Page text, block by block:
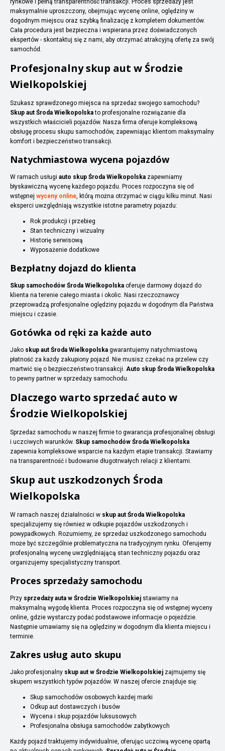
rynkowe i pełną transparentność transakcji. Proces sprzedaży jest
maksymalnie uproszczony, obejmując wycenę online, oględziny w
dogodnym miejscu oraz szybką finalizację z kompletem dokumentów.
Cała procedura jest bezpieczna i wspierana przez doświadczonych
ekspertów - skontaktuj się z nami, aby otrzymać atrakcyjną ofertę za swój
samochód.
Profesjonalny skup aut w Środzie
Wielkopolskiej
Szukasz sprawdzonego miejsca na sprzedaż swojego samochodu?
Skup aut Środa Wielkopolskato profesjonalne rozwiązanie dla
wszystkich właścicieli pojazdów. Nasza firma oferuje kompleksową
obsługę procesu skupu samochodów, zapewniając klientom maksymalny
komfort i bezpieczeństwo transakcji.
Natychmiastowa wycena pojazdów
W ramach usługi auto skup Środa Wielkopolska zapewniamy
błyskawiczną wycenę każdego pojazdu. Proces rozpoczyna się od
wstępnej wyceny online, którą można otrzymać w ciągu kilku minut. Nasi
eksperci uwzględniają wszystkie istotne parametry pojazdu:
Rok produkcji i przebieg
Stan techniczny i wizualny
Historię serwisową
Wyposażenie dodatkowe
Bezpłatny dojazd do klienta
Skup samochodów Środa Wielkopolska oferuje darmowy dojazd do
klienta na terenie całego miasta i okolic. Nasi rzeczoznawcy
przeprowadzą profesjonalne oględziny pojazdu w dogodnym dla Państwa
miejscu i czasie.
Gotówka od ręki za każde auto
Jako skup aut Środa Wielkopolska gwarantujemy natychmiastową
płatność za każdy zakupiony pojazd. Nie musisz czekać na przelew czy
martwić się o bezpieczeństwo transakcji. Auto skup Środa Wielkopolska
to pewny partner w sprzedaży samochodu.
Dlaczego warto sprzedać auto w
Środzie Wielkopolskiej
Sprzedaż samochodu w naszej firmie to gwarancja profesjonalnej obsługi
i uczciwych warunków. Skup samochodów Środa Wielkopolska
zapewnia kompleksowe wsparcie na każdym etapie transakcji. Stawiamy
na transparentność i budowanie długotrwałych relacji z klientami.
Skup aut uszkodzonych Środa
Wielkopolska
W ramach naszej działalności w skup aut Środa Wielkopolska
specjalizujemy się również w odkupie pojazdów uszkodzonych i
powypadkowych. Rozumiemy, że sprzedaż uszkodzonego samochodu
może być szczególnie problematyczna na tradycyjnym rynku. Oferujemy
profesjonalną wycenę uwzględniającą stan techniczny pojazdu oraz
organizujemy specjalistyczny transport.
Proces sprzedaży samochodu
Przy sprzedaży auta w Środzie Wielkopolskiej stawiamy na
maksymalną wygodę klienta. Proces rozpoczyna się od wstępnej wyceny
online, gdzie wystarczy podać podstawowe informacje o pojeździe.
Następnie umawiamy się na oględziny w dogodnym dla klienta miejscu i
terminie.
Zakres usług auto skupu
Jako profesjonalny skup aut w Środzie Wielkopolskiej zajmujemy się
skupem wszystkich typów pojazdów. W naszej ofercie znajduje się:
Skup samochodów osobowych każdej marki
Odkup aut dostawczych i busów
Wycena i skup pojazdów luksusowych
Profesjonalna obsługa samochodów zabytkowych
Każdy pojazd traktujemy indywidualnie, oferując uczciwą wycenę opartą